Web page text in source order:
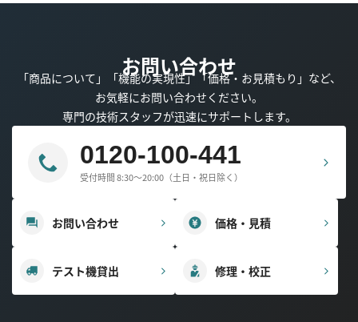
お問い合わせ
「商品について」「機能の実現性」「価格・お見積もり」など、
お気軽にお問い合わせください。
専門の技術スタッフが迅速にサポートします。
0120-100-441
受付時間 8:30～20:00（土日・祝日除く）
お問い合わせ 価格・見積
テスト機貸出 修理・校正